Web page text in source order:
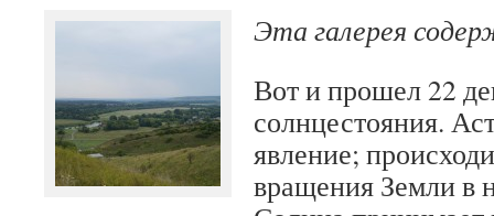
Эта галерея
Вот и прошел 22
солнцестояния.
явление;
вращения Земли в